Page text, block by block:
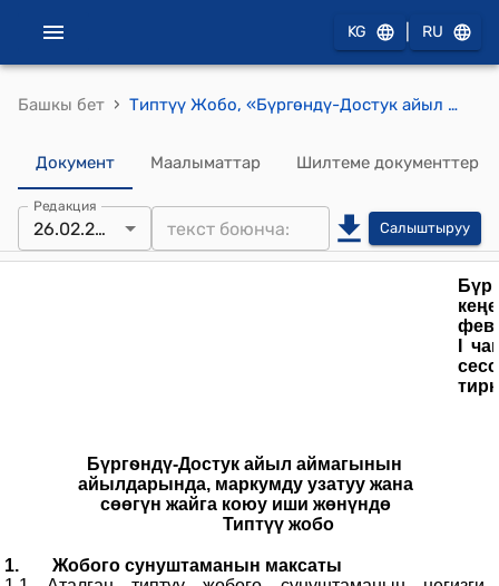
KG RU
Башкы бет › Типтүү Жобо, «Бүргөндү-Достук айыл өкмөтүндө маркумду узатуу жана сөөгүн жайга коюу иши жөнүндө Типтүү жобону бекитүү жөнүндө» Бүргөндү-Достук айылдык кеңешинин 2025-жылдын 26-февралындагы №7 токтомуна ылайык.
Документ Маалыматтар Шилтеме документтер
Редакция
26.02.2025 Салыштыруу